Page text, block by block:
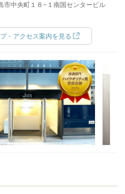
市中央町１８−１南国センタービル
・アクセス案内を見る